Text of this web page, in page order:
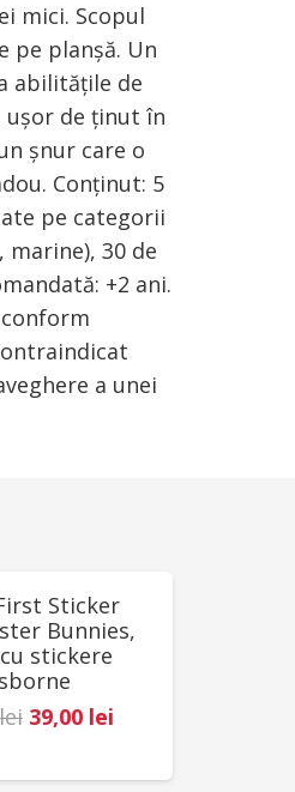
mici. Scopul
pe planşă. Un
abilitățile de
ușor de ținut în
șnur care o
Conținut: 5
pe categorii
marine), 30 de
+2 ani.
a unei
Sticker
Bunnies,
stickere
Prețul
a
39,00 leiPrețul
este: